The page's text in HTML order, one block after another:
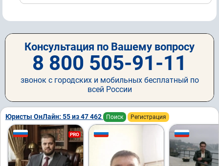
Консультация по Вашему вопросу
8 800 505-91-11
звонок с городских и мобильных бесплатный по
всей России
Юристы ОнЛайн: 55 из 47 462 Поиск Регистрация
PRO